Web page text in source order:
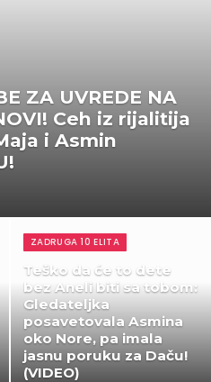
ZA UVREDE NA
Ceh iz rijalitija
i Asmin
ZADRUGA 10 ELITA
Teško da će to dete
bez Aneli biti sa tobom:
Gledateljka
posavetovala Asmina
oko Nore, pa imala
jasnu poruku za Daču!
(VIDEO)